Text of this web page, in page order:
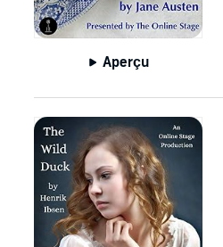
Aperçu